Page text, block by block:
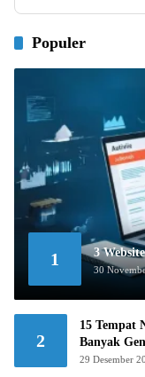
Populer
1 3
30
2
15 Tempat
Banyak
29 Desember